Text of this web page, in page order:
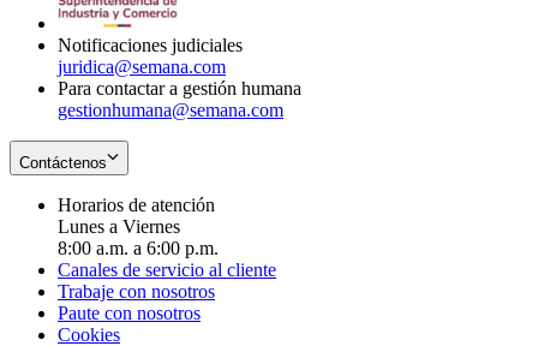
Notificaciones judiciales
juridica@semana.com
Para contactar a gestión humana
gestionhumana@semana.com
Contáctenos
Horarios de atención
Lunes a Viernes
8:00 a.m. a 6:00 p.m.
Canales de servicio al cliente
Trabaje con nosotros
Paute con nosotros
Cookies